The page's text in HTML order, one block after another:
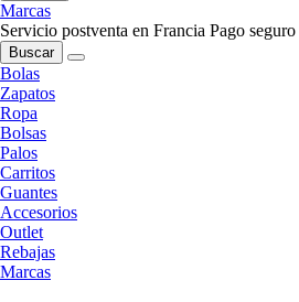
Marcas
Servicio postventa en Francia Pago seguro
Buscar
Bolas
Zapatos
Ropa
Bolsas
Palos
Carritos
Guantes
Accesorios
Outlet
Rebajas
Marcas